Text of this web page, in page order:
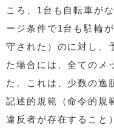
ころ、1台も自転車が
ージ条件で1台も駐輪
守された）のに対し、
た場合には、全てのメ
た。これは、少数の逸
記述的規範（命令的規
違反者が存在すること